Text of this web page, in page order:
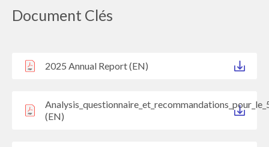
Document Clés
2025 Annual Report (EN)
(EN)